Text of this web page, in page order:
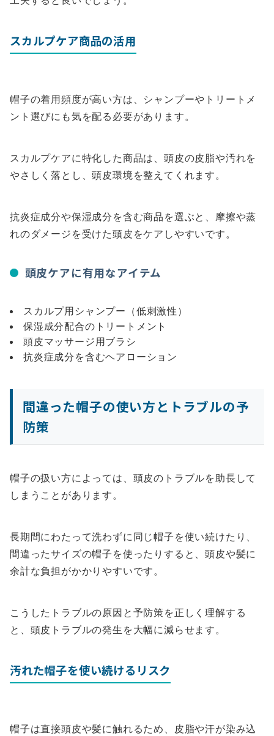
スカルプケア商品の活用
帽子の着用頻度が高い方は、シャンプーやトリートメ
ント選びにも気を配る必要があります。
スカルプケアに特化した商品は、頭皮の皮脂や汚れを
やさしく落とし、頭皮環境を整えてくれます。
抗炎症成分や保湿成分を含む商品を選ぶと、摩擦や蒸
れのダメージを受けた頭皮をケアしやすいです。
頭皮ケアに有用なアイテム
スカルプ用シャンプー（低刺激性）
保湿成分配合のトリートメント
頭皮マッサージ用ブラシ
抗炎症成分を含むヘアローション
間違った帽子の使い方とトラブルの予
防策
帽子の扱い方によっては、頭皮のトラブルを助長して
しまうことがあります。
長期間にわたって洗わずに同じ帽子を使い続けたり、
間違ったサイズの帽子を使ったりすると、頭皮や髪に
余計な負担がかかりやすいです。
こうしたトラブルの原因と予防策を正しく理解する
と、頭皮トラブルの発生を大幅に減らせます。
汚れた帽子を使い続けるリスク
帽子は直接頭皮や髪に触れるため、皮脂や汗が染み込